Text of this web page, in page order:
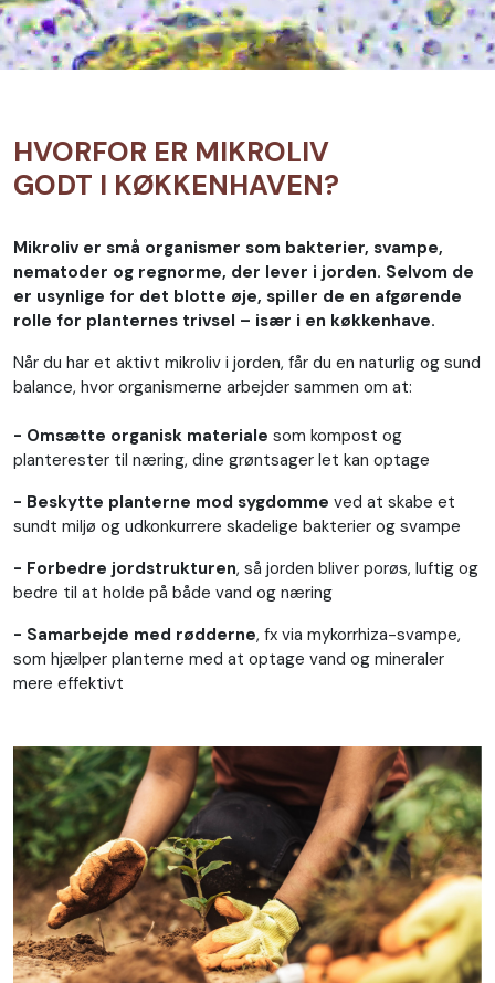
HVORFOR ER MIKROLIV
GODT I KØKKENHAVEN?
Mikroliv er små organismer som bakterier, svampe,
nematoder og regnorme, der lever i jorden. Selvom de
er usynlige for det blotte øje, spiller de en afgørende
rolle for planternes trivsel – især i en køkkenhave.
Når du har et aktivt mikroliv i jorden, får du en naturlig og sund
balance, hvor organismerne arbejder sammen om at:
- Omsætte organisk materiale som kompost og
planterester til næring, dine grøntsager let kan optage
- Beskytte planterne mod sygdomme ved at skabe et
sundt miljø og udkonkurrere skadelige bakterier og svampe
- Forbedre jordstrukturen, så jorden bliver porøs, luftig og
bedre til at holde på både vand og næring
- Samarbejde med rødderne, fx via mykorrhiza-svampe,
som hjælper planterne med at optage vand og mineraler
mere effektivt